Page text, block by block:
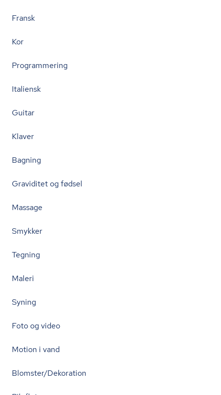
Fransk
Kor
Programmering
Italiensk
Guitar
Klaver
Bagning
Graviditet og fødsel
Massage
Smykker
Tegning
Maleri
Syning
Foto og video
Motion i vand
Blomster/Dekoration